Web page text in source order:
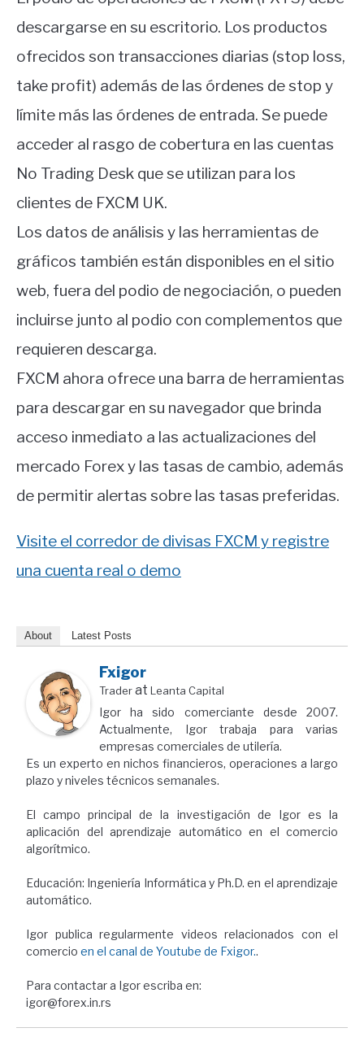
descargarse en su escritorio. Los productos
ofrecidos son transacciones diarias (stop loss,
take profit) además de las órdenes de stop y
límite más las órdenes de entrada. Se puede
acceder al rasgo de cobertura en las cuentas
No Trading Desk que se utilizan para los
clientes de FXCM UK.
Los datos de análisis y las herramientas de
gráficos también están disponibles en el sitio
web, fuera del podio de negociación, o pueden
incluirse junto al podio con complementos que
requieren descarga.
FXCM ahora ofrece una barra de herramientas
para descargar en su navegador que brinda
acceso inmediato a las actualizaciones del
mercado Forex y las tasas de cambio, además
de permitir alertas sobre las tasas preferidas.
Visite el corredor de divisas FXCM y registre
una cuenta real o demo
About Latest Posts
Fxigor
Traderat Leanta Capital
Igor ha sido comerciante desde 2007.
Actualmente, Igor trabaja para varias
empresas comerciales de utilería.
Es un experto en nichos financieros, operaciones a largo
plazo y niveles técnicos semanales.
El campo principal de la investigación de Igor es la
aplicación del aprendizaje automático en el comercio
algorítmico.
Educación: Ingeniería Informática y Ph.D. en el aprendizaje
automático.
Igor publica regularmente videos relacionados con el
comercio en el canal de Youtube de Fxigor..
Para contactar a Igor escriba en:
igor@forex.in.rs